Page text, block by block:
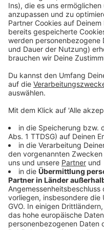
Video-
Wir
einzubetten.
Daten zu
sammeln.
Details durch
Mehr
powered by
"Number 1" ist die neue
Drehbuch zum Video
ChatGPT schreiben
Anzeige